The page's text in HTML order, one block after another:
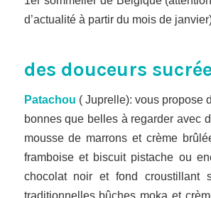
d’actualité à partir du mois de
des douceurs
Patachou ( Juprelle): vous propose
bonnes que belles à regarder avec
mousse de marrons et crème
framboise et biscuit pistache ou
chocolat noir et fond croustillant
traditionnelles bûches moka et